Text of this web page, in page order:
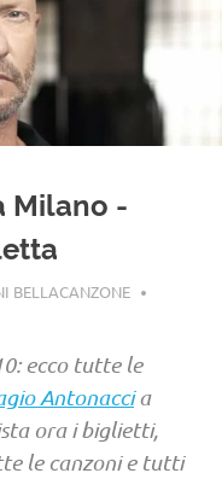
Milano -
BELLACANZONE
ecco tutte le
Antonaccia
ora i biglietti,
le canzoni e tutti